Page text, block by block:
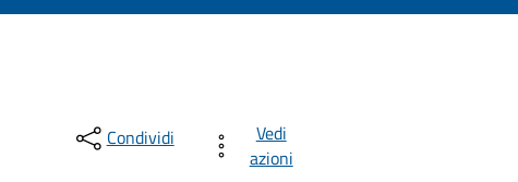
Condividi
Vedi
azioni